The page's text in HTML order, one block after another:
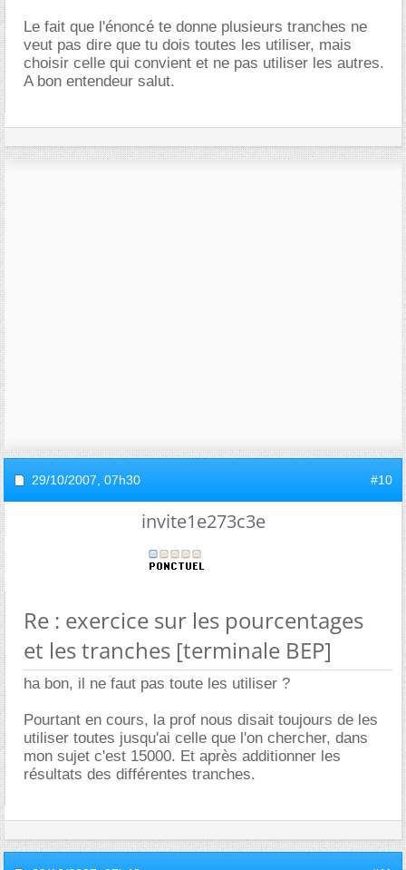
Le fait que l'énoncé te donne plusieurs tranches ne
veut pas dire que tu dois toutes les utiliser, mais
choisir celle qui convient et ne pas utiliser les autres.
A bon entendeur salut.
29/10/2007, 07h30 #10
invite1e273c3e
Re : exercice sur les pourcentages
et les tranches [terminale BEP]
ha bon, il ne faut pas toute les utiliser ?
Pourtant en cours, la prof nous disait toujours de les
utiliser toutes jusqu'ai celle que l'on chercher, dans
mon sujet c'est 15000. Et après additionner les
résultats des différentes tranches.